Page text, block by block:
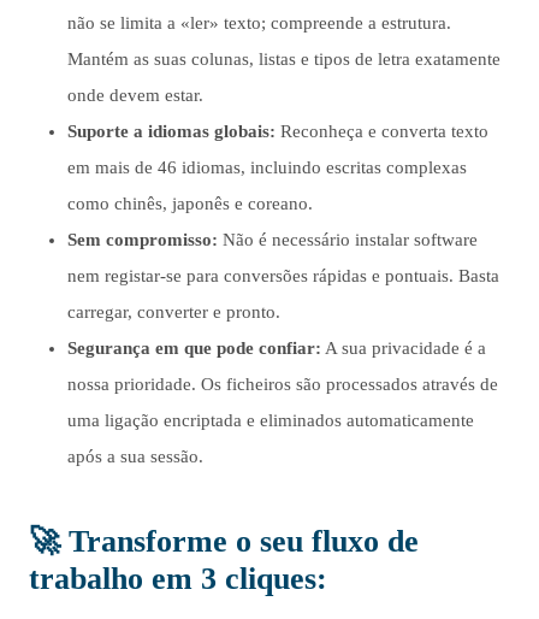
não se limita a «ler» texto; compreende a estrutura.
Mantém as suas colunas, listas e tipos de letra exatamente
onde devem estar.
Suporte a idiomas globais: Reconheça e converta texto
em mais de 46 idiomas, incluindo escritas complexas
como chinês, japonês e coreano.
Sem compromisso: Não é necessário instalar software
nem registar-se para conversões rápidas e pontuais. Basta
carregar, converter e pronto.
Segurança em que pode confiar: A sua privacidade é a
nossa prioridade. Os ficheiros são processados através de
uma ligação encriptada e eliminados automaticamente
após a sua sessão.
🚀 Transforme o seu fluxo de
trabalho em 3 cliques: